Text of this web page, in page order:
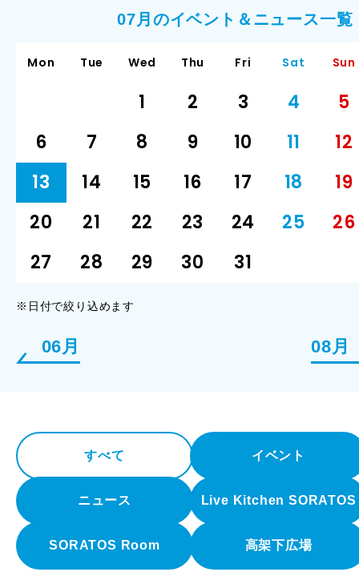
06月
07月のイベント＆ニュース一
Mon Tue Wed Thu Fri Sat Sun
1 2 3 4
5
6
7 8 9 10 11
12
13
14 15 16 17 18
19
20
21 22 23 24 25
26
27
28 29 30 31
※日付で絞り込めます
08月
すべて イベント
ニュース Live Kitchen SORATOS
SORATOS Room 高架下広場